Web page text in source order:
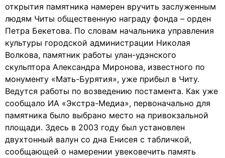
открытия памятника намерен вручить заслуженным
людям Читы общественную награду фонда – орден
Петра Бекетова. По словам начальника управления
культуры городской администрации Николая
Волкова, памятник работы улан-удэнского
скульптора Александра Миронова, известного по
монументу «Мать-Бурятия», уже прибыл в Читу.
Ведутся работы по возведению постамента. Как уже
сообщало ИА «Экстра-Медиа», первоначально для
памятника было выбрано место на привокзальной
площади. Здесь в 2003 году был установлен
двухтонный валун со дна Енисея с табличкой,
сообщающей о намерении увековечить память